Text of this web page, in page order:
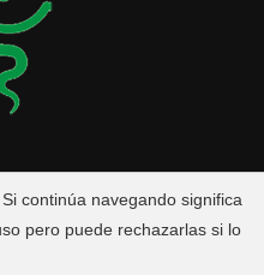
los derechos reservados
continúa navegando significa
pero puede rechazarlas si lo